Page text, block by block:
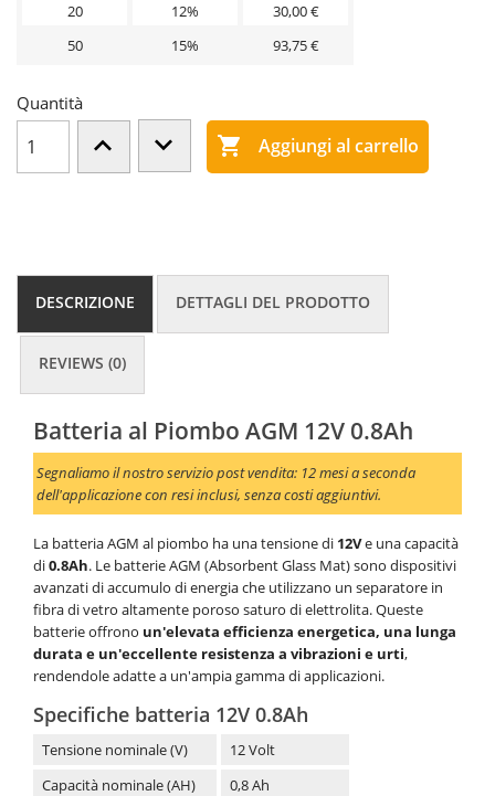
20
12%
30,00 €
50
15% 93,75 €
Quantità
 Aggiungi al carrello
DESCRIZIONE DETTAGLI DEL PRODOTTO
REVIEWS (0)
Batteria al Piombo AGM 12V 0.8Ah
Segnaliamo il nostro servizio post vendita: 12 mesi a seconda
dell'applicazione con resi inclusi, senza costi aggiuntivi.
La batteria AGM al piombo ha una tensione di 12Ve una capacità
di0.8Ah. Le batterie AGM (Absorbent Glass Mat) sono dispositivi
avanzati di accumulo di energia che utilizzano un separatore in
fibra di vetro altamente poroso saturo di elettrolita. Queste
batterie offrono un'elevata efficienza energetica, una lunga
durata e un'eccellente resistenza a vibrazioni e urti,
rendendole adatte a un'ampia gamma di applicazioni.
Specifiche batteria 12V 0.8Ah
Tensione nominale (V)
12 Volt
Capacità nominale (AH)
0,8 Ah